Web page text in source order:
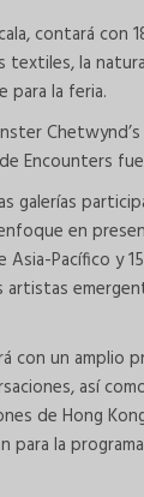
contará con
la
para la feria.
Encounters
galerías
en
Pacífico y
artistas
con un amplio
así
de Hong Kong
para la